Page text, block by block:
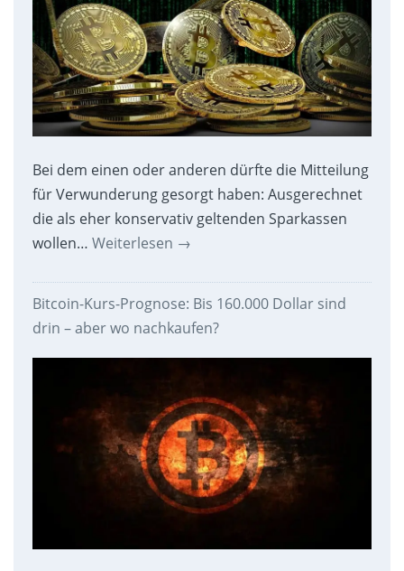
Bei dem einen oder anderen dürfte die Mitteilung
für Verwunderung gesorgt haben: Ausgerechnet
die als eher konservativ geltenden Sparkassen
wollen… Weiterlesen →
Bitcoin-Kurs-Prognose: Bis 160.000 Dollar sind
drin – aber wo nachkaufen?